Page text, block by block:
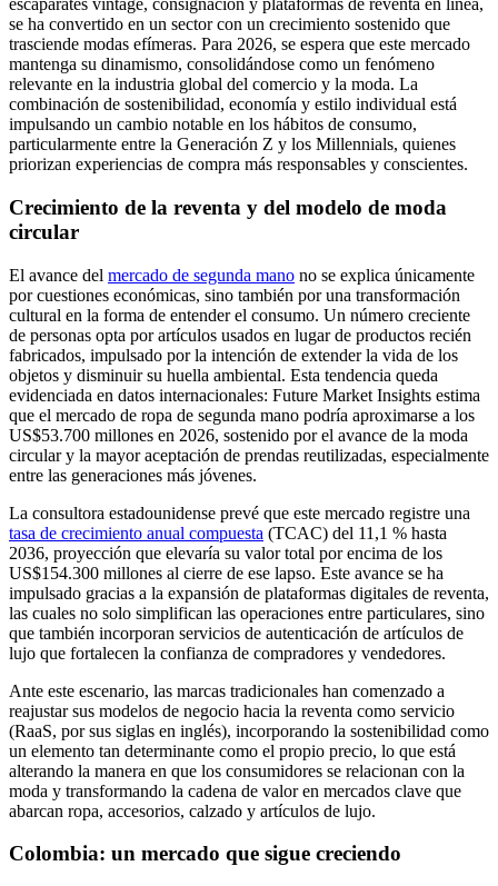
escaparates vintage, consignación y plataformas de reventa en línea,
se ha convertido en un sector con un crecimiento sostenido que
trasciende modas efímeras. Para 2026, se espera que este mercado
mantenga su dinamismo, consolidándose como un fenómeno
relevante en la industria global del comercio y la moda. La
combinación de sostenibilidad, economía y estilo individual está
impulsando un cambio notable en los hábitos de consumo,
particularmente entre la Generación Z y los Millennials, quienes
priorizan experiencias de compra más responsables y conscientes.
Crecimiento de la reventa y del modelo de moda
circular
El avance del mercado de segunda mano no se explica únicamente
por cuestiones económicas, sino también por una transformación
cultural en la forma de entender el consumo. Un número creciente
de personas opta por artículos usados en lugar de productos recién
fabricados, impulsado por la intención de extender la vida de los
objetos y disminuir su huella ambiental. Esta tendencia queda
evidenciada en datos internacionales: Future Market Insights estima
que el mercado de ropa de segunda mano podría aproximarse a los
US$53.700 millones en 2026, sostenido por el avance de la moda
circular y la mayor aceptación de prendas reutilizadas, especialmente
entre las generaciones más jóvenes.
La consultora estadounidense prevé que este mercado registre una
tasa de crecimiento anual compuesta (TCAC) del 11,1 % hasta
2036, proyección que elevaría su valor total por encima de los
US$154.300 millones al cierre de ese lapso. Este avance se ha
impulsado gracias a la expansión de plataformas digitales de reventa,
las cuales no solo simplifican las operaciones entre particulares, sino
que también incorporan servicios de autenticación de artículos de
lujo que fortalecen la confianza de compradores y vendedores.
Ante este escenario, las marcas tradicionales han comenzado a
reajustar sus modelos de negocio hacia la reventa como servicio
(RaaS, por sus siglas en inglés), incorporando la sostenibilidad como
un elemento tan determinante como el propio precio, lo que está
alterando la manera en que los consumidores se relacionan con la
moda y transformando la cadena de valor en mercados clave que
abarcan ropa, accesorios, calzado y artículos de lujo.
Colombia: un mercado que sigue creciendo